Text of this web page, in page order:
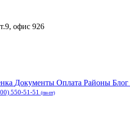
офис 926
Документы Оплата Районы Блог
550-51-51 (пн-пт)